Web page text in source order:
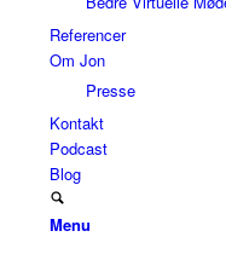
Referencer
Om Jon
Presse
Kontakt
Podcast
Blog
Menu